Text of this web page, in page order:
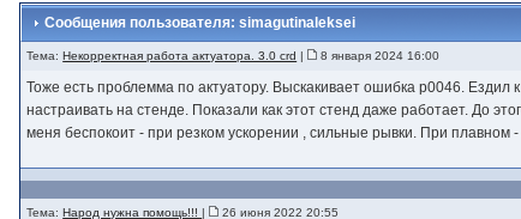
Сообщения пользователя: simagutinaleksei
Тема:Некорректная работа актуатора. 3.0 crd | 8 января 2024 16:00
Тоже есть проблемма по актуатору. Выскакивает ошибка p0046. Ездил
настраивать на стенде. Показали как этот стенд даже работает. До
меня беспокоит - при резком ускорении , сильные рывки. При плавном
Тема:Народ нужна помощь!!! | 26 июня 2022 20:55